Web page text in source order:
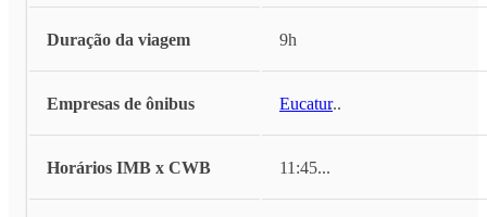
Duração da viagem 9h
Empresas de ônibus Eucatur...
Horários IMB x CWB 11:45...